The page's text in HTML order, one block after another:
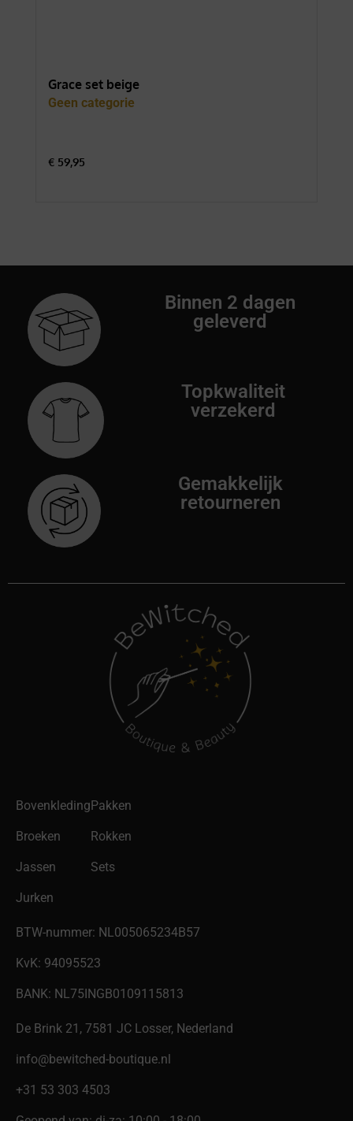
Grace set beige
Geen categorie
€ 59,95
Binnen 2 dagen
geleverd
Topkwaliteit
verzekerd
Gemakkelijk
retourneren
Bovenkleding
Broeken
Jassen
Jurken
Pakken
Rokken
Sets
BTW-nummer: NL005065234B57
KvK: 94095523
BANK: NL75INGB0109115813
De Brink 21, 7581 JC Losser, Nederland
info@bewitched-boutique.nl
‎+31 53 303 4503